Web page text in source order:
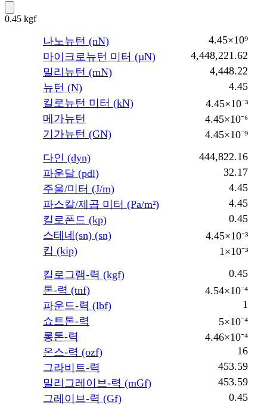
0.45 kgf
나노뉴턴 (nN)
4.45×10⁹
마이크로뉴턴 미터 (µN)
4,448,221.62
밀리뉴턴 (mN)
4,448.22
뉴턴 (N)
4.45
킬로뉴턴 미터 (kN)
4.45×10⁻³
메가뉴턴
4.45×10⁻⁶
기가뉴턴 (GN)
4.45×10⁻⁹
다인 (dyn)
444,822.16
파운달 (pdl)
32.17
주울/미터 (J/m)
4.45
파스칼/제곱 미터 (Pa/m²)
4.45
킬로폰드 (kp)
0.45
스테네(sn) (sn)
4.45×10⁻³
킵 (kip)
1×10⁻³
킬로그램-력 (kgf)
0.45
톤-력 (tnf)
4.54×10⁻⁴
파운드-력 (lbf)
1
쇼트톤-력
5×10⁻⁴
롱톤-력
4.46×10⁻⁴
온스-력 (ozf)
16
그라비트-력
453.59
밀리그레이브-력 (mGf)
453.59
그레이브-력 (Gf)
0.45